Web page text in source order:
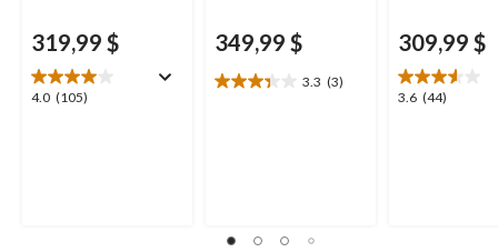
319,99 $
4.0 (105)
4.0
349,99 $
3.3 (3)
3.3
309,99 $
3.6 (44)
3.6